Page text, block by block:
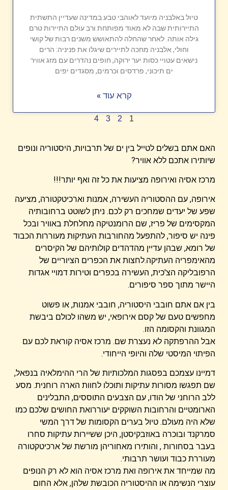
טיול באלבניה מיועד לאוהבי טבע במדינה שעדיין התשתית
התיירותית שבה לא מאוד מפותחת ורב עולם התיירות טרם
גילה אותה. לאחר שהחלה להתאושש משנים רבות של קושי
וחולי, אלבניה מחכה לתיירים שיגלו את פניניה: הרים
נישאים עטויי כסות יער ירוקה, חופים נהדרים עם מזג אוויר
ים תיכוני, פרדסים וכרמים, מסגדים יפים
קרא עוד »
1
2
3
4
האם אתם בשלים לטייל בין ים של תרבויות, היסטוריה ונופים
שיותירו אתכם ללא אוויר?
מרכז אסיה ואירופה מציעות את כל זה ואף יותר!!!
אירופה, עם ההסטוריה העשירה, אמנות וארכיטקטורה, מציעה
שפע של יעדים שמחכים רק לכם. ניתן לשוטט ברחובותיה
המקסימים של פריז, שם הרומנטיקה מחלחלת באוויר ובכל
פינה יש סיפור, להתפעל מהחורבות העתיקות מעוררות הכבוד
של רומא, שבהן עדיין מהדהדים קולותיהם של הקיסרים
מהאימפריה העתיקה.לחצות את הכפרים הציוריים של
הרפובליקה הצ'כית, העשירה בכפרים וטירות דמויי אגדות
היישר מתוך ספר סיפורים.
בין אם אתם חובבי היסטוריה, חובבי אמנות, או פשוט
מחפשים טעם של קסם אירופאי, יש משהו לכולם ביבשת
המגוונת והקסומה הזו.
אבל ההרפתקה לא נעצרת שם. מרכז אסיה קוראת לכם עם
הפיתוי המיסטי שלה והיופי הייחודי.
דמיינו עצמכם בפסגות המלכותיות של הרי ההימלאיה בנפאל,
שם תפגשו מסורות עתיקות ותוכלו לחוות הארה רוחנית. מסע
ללב הרוחני של הודו, עם הצבעים התוססים, התבלינים
הארומטיים והרחובות השוקקים יעוררואת החושים שלכם כמו
שלא היה מעולם. טיול בערים הקסומות של דרך המשי
סמרקנד ובוכרה באוזבקיסטן, היכן ששיירות עתיקות סחרו
בעבר בסחורות , והותירו מאחוריהן מורשת של ארכיטקטורה
מעוררת כבוד ועושר תרבותי.
מה שמייחד את אירופה ואת מרכז אסיה הוא לא רק הנופים
עוצרי הנשימה או ההיסטוריה הכובשת שלהן, אלא החום